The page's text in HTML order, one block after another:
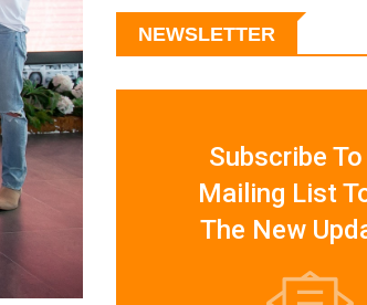
NEWSLETTER
Subscribe To
Mailing List
The New